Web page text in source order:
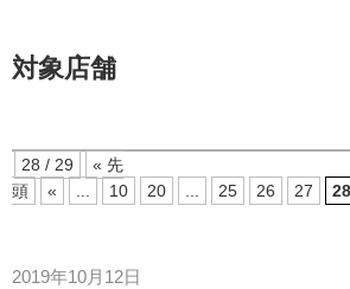
対象店舗
28 / 29
« 先
頭
« 10 20 25 26 27 28
2019年10月12日